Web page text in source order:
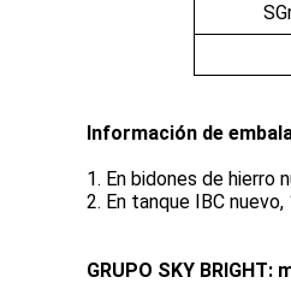
S
Información de
1. En bidones de hierro
2. En tanque IBC
GRUPO SKY BRIGHT: